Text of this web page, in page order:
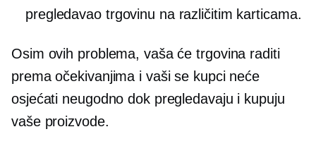
pregledavao trgovinu na različitim karticama.
Osim ovih problema, vaša će trgovina raditi
prema očekivanjima i vaši se kupci neće
osjećati neugodno dok pregledavaju i kupuju
vaše proizvode.